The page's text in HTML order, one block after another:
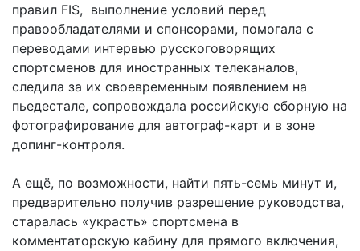
правил FIS, выполнение условий перед
правообладателями и спонсорами, помогала с
переводами интервью русскоговорящих
спортсменов для иностранных телеканалов,
следила за их своевременным появлением на
пьедестале, сопровождала российскую сборную на
фотографирование для автограф-карт и в зоне
допинг-контроля.
А ещё, по возможности, найти пять-семь минут и,
предварительно получив разрешение руководства,
старалась «украсть» спортсмена в
комментаторскую кабину для прямого включения,